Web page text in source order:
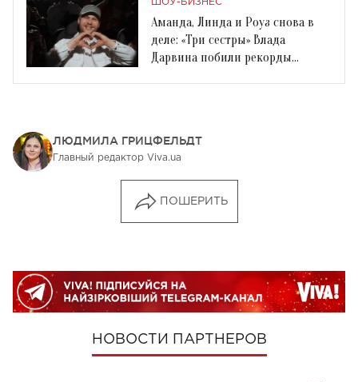
ШОУ-БИЗНЕС
Аманда, Линда и Роуз снова в
деле: «Три сестры» Влада
Дарвина побили рекорды
ЛЮДМИЛА ГРИЦФЕЛЬДТ
Главный редактор Viva.ua
ПОШЕРИТЬ
НОВОСТИ ПАРТНЕРОВ